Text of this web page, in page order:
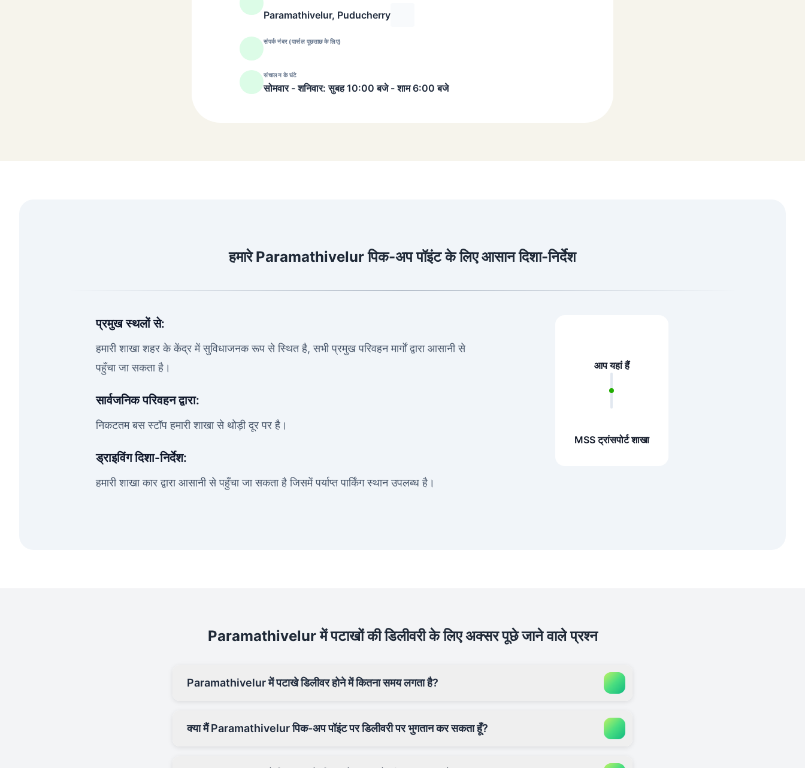
Paramathivelur, Puducherry
संपर्क नंबर (पार्सल पूछताछ के लिए)
संचालन के घंटे
सोमवार - शनिवार: सुबह 10:00 बजे - शाम 6:00 बजे
हमारे Paramathivelur पिक-अप पॉइंट के लिए आसान दिशा-निर्देश
प्रमुख स्थलों से:
हमारी शाखा शहर के केंद्र में सुविधाजनक रूप से स्थित है, सभी प्रमुख परिवहन मार्गों द्वारा आसानी से
पहुँचा जा सकता है।
सार्वजनिक परिवहन द्वारा:
निकटतम बस स्टॉप हमारी शाखा से थोड़ी दूर पर है।
ड्राइविंग दिशा-निर्देश:
हमारी शाखा कार द्वारा आसानी से पहुँचा जा सकता है जिसमें पर्याप्त पार्किंग स्थान उपलब्ध है।
आप यहां हैं
MSS ट्रांसपोर्ट शाखा
Paramathivelur में पटाखों की डिलीवरी के लिए अक्सर पूछे जाने वाले प्रश्न
Paramathivelur में पटाखे डिलीवर होने में कितना समय लगता है?
क्या मैं Paramathivelur पिक-अप पॉइंट पर डिलीवरी पर भुगतान कर सकता हूँ?